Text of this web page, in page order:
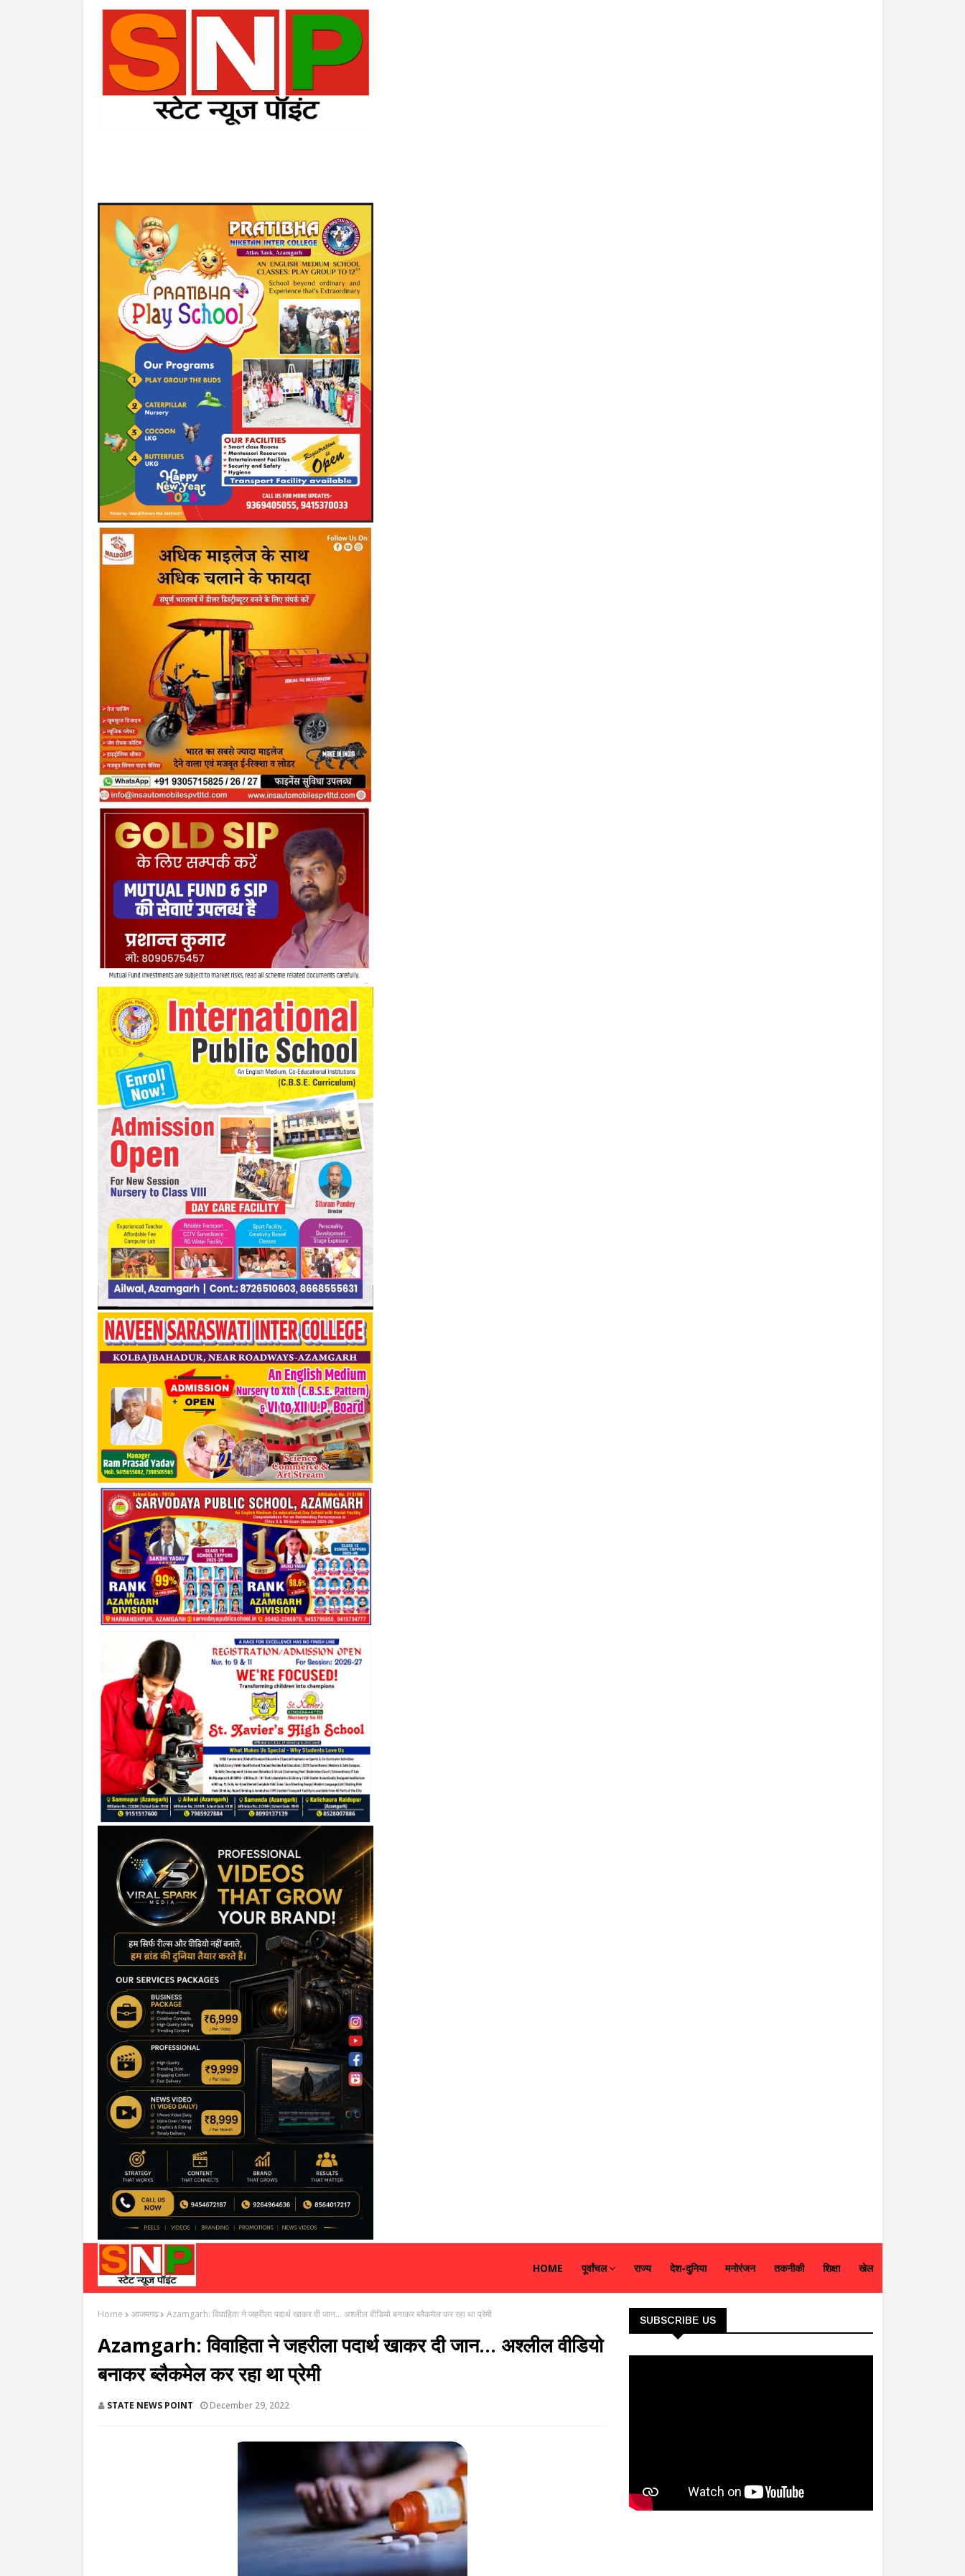
HOME पूर्वांचल राज्य देश-दुनिया मनोरंजन तकनीकी शिक्षा खेल
Home आजमगढ Azamgarh: विवाहिता ने जहरीला पदार्थ खाकर दी जान... अश्लील वीडियो बनाकर ब्लैकमेल कर रहा था प्रेमी
Azamgarh: विवाहिता ने जहरीला पदार्थ खाकर दी जान... अश्लील वीडियो
बनाकर ब्लैकमेल कर रहा था प्रेमी
STATE NEWS POINT December 29, 2022
SUBSCRIBE US